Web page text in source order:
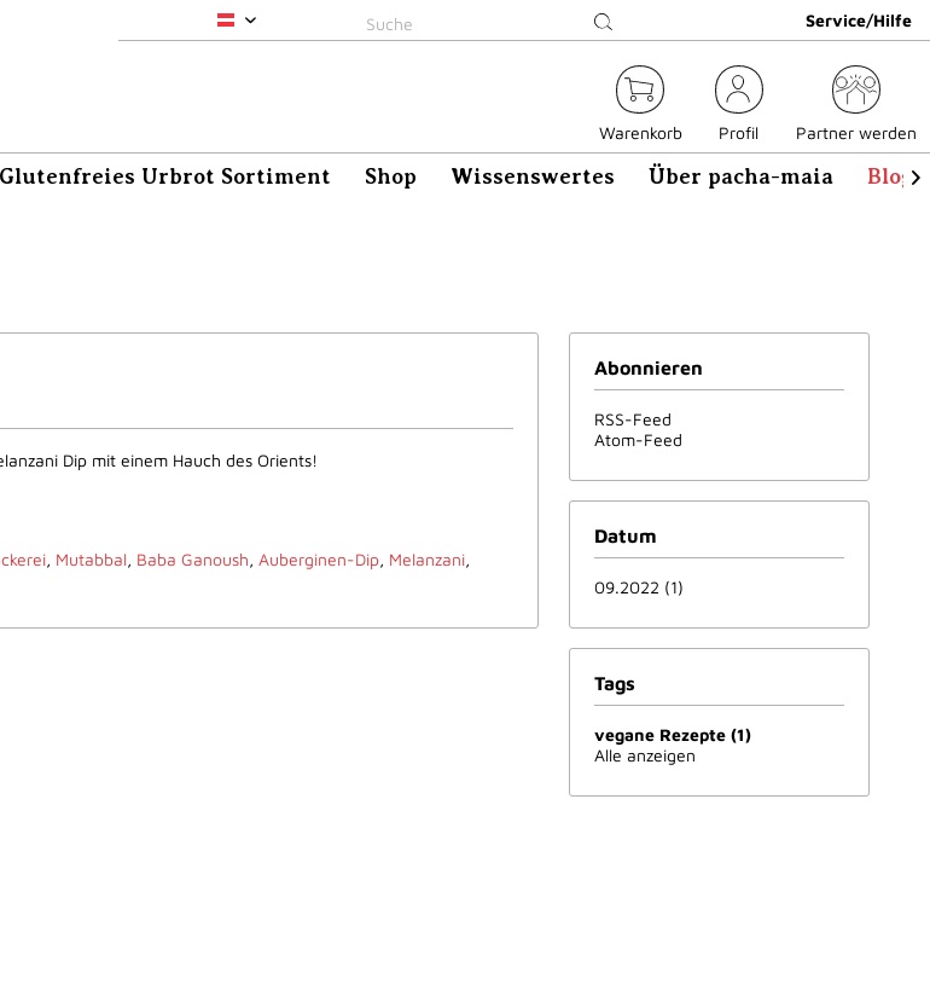
pacha-maia Service/Hilfe
Warenkorb Profil Partner werden
Glutenfreies Urbrot Sortiment Shop Wissenswertes Über pacha-maia Blog
Abonnieren
RSS-Feed
Atom-Feed
Datum
09.2022 (1)
Tags
vegane Rezepte (1)
Alle anzeigen
Dip mit einem Hauch des Orients!
, Mutabbal, Baba Ganoush,Auberginen-Dip, Melanzani,